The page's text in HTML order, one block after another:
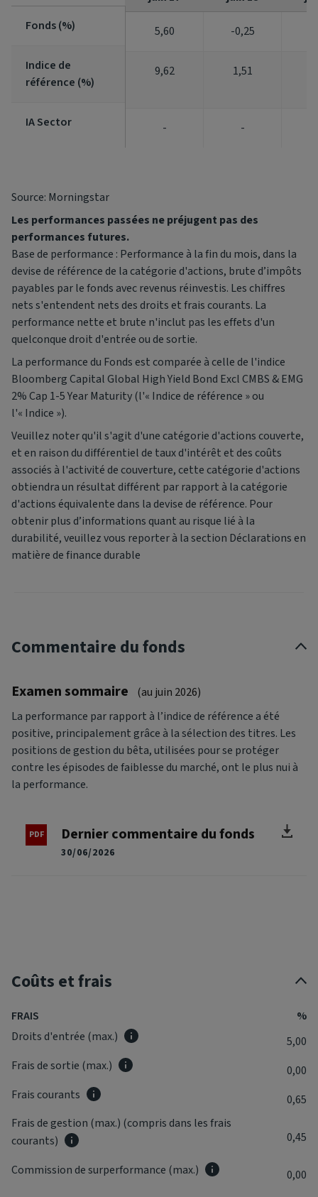
Fonds (%) 5,60 -0,25
Indice de
référence (%)
9,62 1,51
IA Sector - -
Fonds (%)
Indice de
référence (%)
IA Sector
Source: Morningstar
Les performances passées ne préjugent pas des
performances futures.
Base de performance : Performance à la fin du mois, dans la
devise de référence de la catégorie d'actions, brute d’impôts
payables par le fonds avec revenus réinvestis. Les chiffres
nets s'entendent nets des droits et frais courants. La
performance nette et brute n'inclut pas les effets d'un
quelconque droit d'entrée ou de sortie.
La performance du Fonds est comparée à celle de l'indice
Bloomberg Capital Global High Yield Bond Excl CMBS & EMG
2% Cap 1-5 Year Maturity (l'« Indice de référence » ou
l'« Indice »).
Veuillez noter qu'il s'agit d'une catégorie d'actions couverte,
et en raison du différentiel de taux d'intérêt et des coûts
associés à l'activité de couverture, cette catégorie d'actions
obtiendra un résultat différent par rapport à la catégorie
d'actions équivalente dans la devise de référence. Pour
obtenir plus d’informations quant au risque lié à la
durabilité, veuillez vous reporter à la section Déclarations en
matière de finance durable
Commentaire du fonds
Examen sommaire
(au juin 2026)
La performance par rapport à l’indice de référence a été
positive, principalement grâce à la sélection des titres. Les
positions de gestion du bêta, utilisées pour se protéger
contre les épisodes de faiblesse du marché, ont le plus nui à
la performance.
30/06/2026
Dernier commentaire du fonds
Coûts et frais
FRAIS
%
Droits d'entrée (max.)
5,00
Frais de sortie (max.)
0,00
Frais courants
0,65
Frais de gestion (max.) (compris dans les frais
courants)
0,45
Commission de surperformance (max.) 0,00